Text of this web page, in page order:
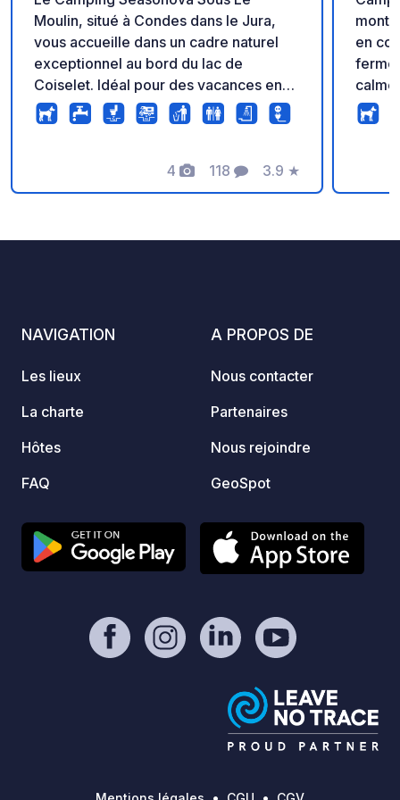
Moulin, situé à Condes dans le Jura,
vous accueille dans un cadre naturel
exceptionnel au bord du lac de
Coiselet. Idéal pour des vacances en
famille ou entre amis, ce camping
propose des emplacements et
piscine couverte chauffée et un accès
privilégié aux activités de plein air :
4
Photos
118
Commentaires
3.9
Note
★
en
fermé depuis
allant
NAVIGATION
Les lieux
La charte
Hôtes
FAQ
A PROPOS DE
Nous contacter
Partenaires
Nous rejoindre
GeoSpot